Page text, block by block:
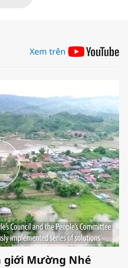
Xem trên
giới Mường Nhé